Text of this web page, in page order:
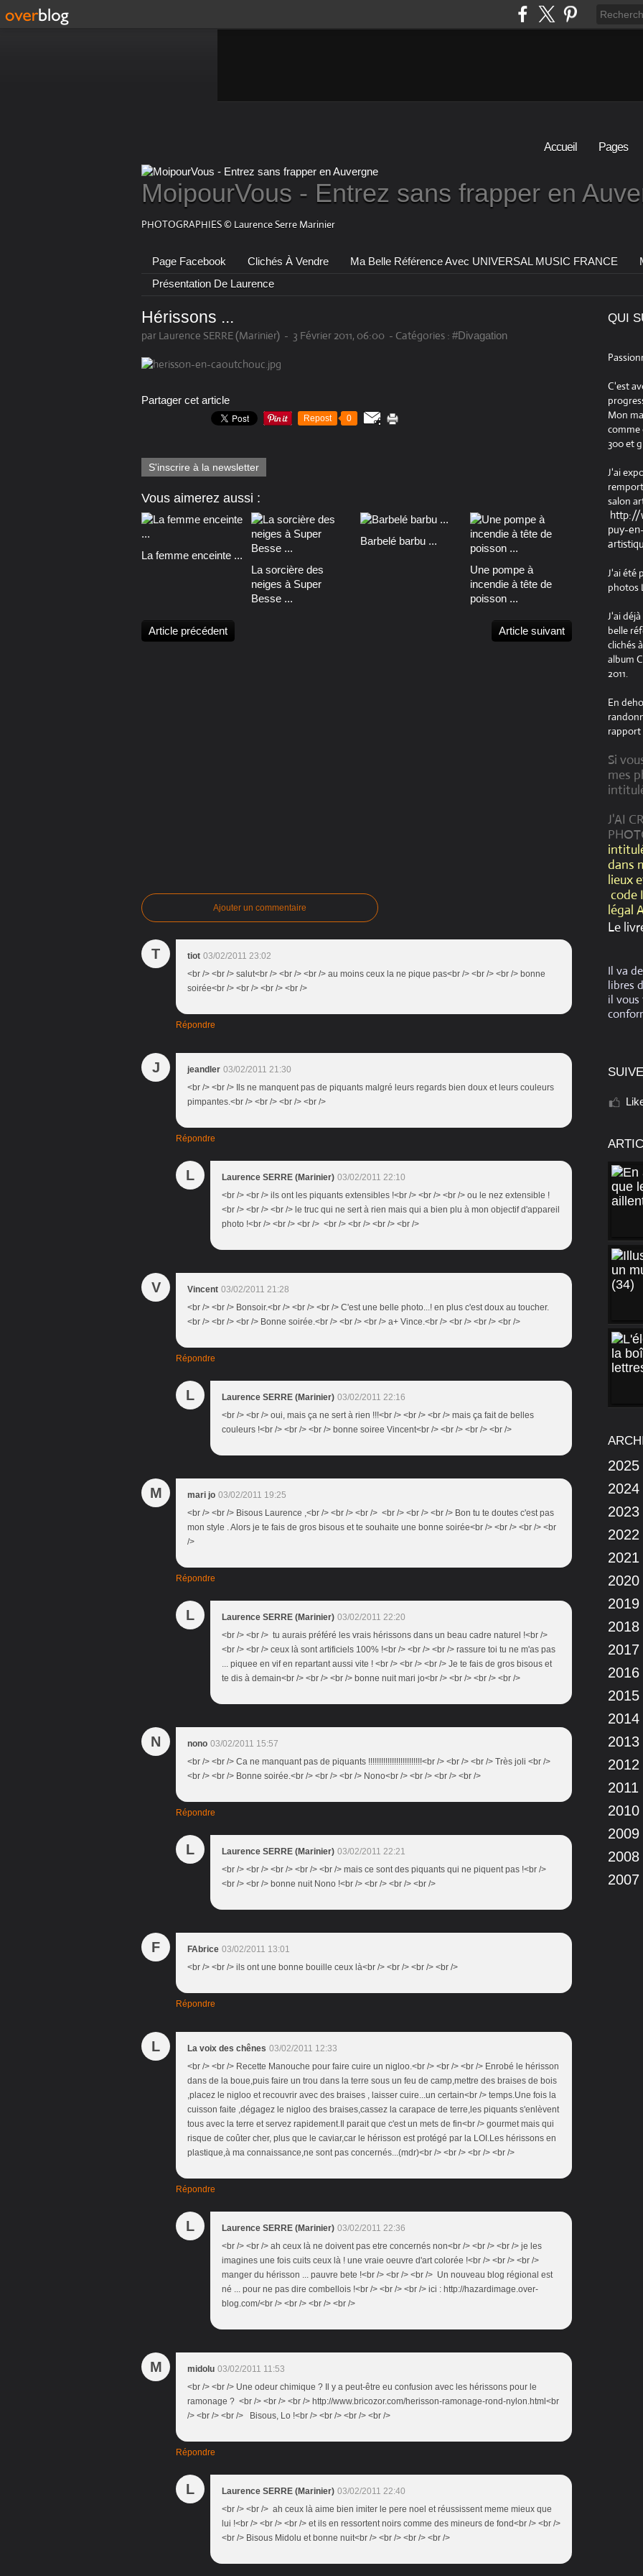
Accueil Pages
MoipourVous - Entrez sans frapper en
PHOTOGRAPHIES © Laurence Serre Marinier
Page Facebook Clichés À Vendre Ma Belle Référence Avec UNIVERSAL MUSIC FRANCE
Présentation De Laurence
Hérissons ...
par Laurence SERRE (Marinier) - 3 Février 2011, 06:00 - Catégories : #Divagation
Partager cet article
Repost 0
S'inscrire à la newsletter
Vous aimerez aussi :
La femme enceinte ...
La sorcière des
neiges à Super
Besse ...
Barbelé barbu ...
Une pompe à
incendie à tête de
poisson ...
Article précédent Article suivant
Ajouter un commentaire
T tiot 03/02/2011 23:02
<br /> <br /> salut<br /> <br /> <br /> au moins ceux la ne pique pas<br /> <br /> <br /> bonne
soirée<br /> <br /> <br /> <br />
Répondre
J jeandler 03/02/2011 21:30
<br /> <br /> Ils ne manquent pas de piquants malgré leurs regards bien doux et leurs couleurs
pimpantes.<br /> <br /> <br /> <br />
Répondre
L Laurence SERRE (Marinier) 03/02/2011 22:10
<br /> <br /> ils ont les piquants extensibles !<br /> <br /> <br /> ou le nez extensible !
<br /> <br /> <br /> le truc qui ne sert à rien mais qui a bien plu à mon objectif d'appareil
photo !<br /> <br /> <br /> <br /> <br /> <br /> <br />
V Vincent 03/02/2011 21:28
<br /> <br /> Bonsoir.<br /> <br /> <br /> C'est une belle photo...! en plus c'est doux au toucher.
<br /> <br /> <br /> Bonne soirée.<br /> <br /> <br /> a+ Vince.<br /> <br /> <br /> <br />
Répondre
L Laurence SERRE (Marinier) 03/02/2011 22:16
<br /> <br /> oui, mais ça ne sert à rien !!!<br /> <br /> <br /> mais ça fait de belles
couleurs !<br /> <br /> <br /> bonne soiree Vincent<br /> <br /> <br /> <br />
M mari jo 03/02/2011 19:25
<br /> <br /> Bisous Laurence ,<br /> <br /> <br /> <br /> <br /> <br /> Bon tu te doutes c'est pas
mon style . Alors je te fais de gros bisous et te souhaite une bonne soirée<br /> <br /> <br /> <br
/>
Répondre
L Laurence SERRE (Marinier) 03/02/2011 22:20
<br /> <br /> tu aurais préféré les vrais hérissons dans un beau cadre naturel !<br />
<br /> <br /> ceux là sont artificiels 100% !<br /> <br /> <br /> rassure toi tu ne m'as pas
... piquee en vif en repartant aussi vite ! <br /> <br /> <br /> Je te fais de gros bisous et
te dis à demain<br /> <br /> <br /> bonne nuit mari jo<br /> <br /> <br /> <br />
N nono 03/02/2011 15:57
<br /> <br /> Ca ne manquant pas de piquants !!!!!!!!!!!!!!!!!!!!!!!!!<br /> <br /> <br /> Très joli <br />
<br /> <br /> Bonne soirée.<br /> <br /> <br /> Nono<br /> <br /> <br /> <br />
Répondre
L Laurence SERRE (Marinier) 03/02/2011 22:21
<br /> <br /> <br /> <br /> <br /> mais ce sont des piquants qui ne piquent pas !<br />
<br /> <br /> bonne nuit Nono !<br /> <br /> <br /> <br />
F FAbrice 03/02/2011 13:01
<br /> <br /> ils ont une bonne bouille ceux là<br /> <br /> <br /> <br />
Répondre
L La voix des chênes 03/02/2011 12:33
<br /> <br /> Recette Manouche pour faire cuire un nigloo.<br /> <br /> <br /> Enrobé le hérisson
dans de la boue,puis faire un trou dans la terre sous un feu de camp,mettre des braises de bois
,placez le nigloo et recouvrir avec des braises , laisser cuire...un certain<br /> temps.Une fois la
cuisson faite ,dégagez le nigloo des braises,cassez la carapace de terre,les piquants s'enlèvent
tous avec la terre et servez rapidement.Il parait que c'est un mets de fin<br /> gourmet mais qui
risque de coûter cher, plus que le caviar,car le hérisson est protégé par la LOI.Les hérissons en
plastique,à ma connaissance,ne sont pas concernés...(mdr)<br /> <br /> <br /> <br />
Répondre
L Laurence SERRE (Marinier) 03/02/2011 22:36
<br /> <br /> ah ceux là ne doivent pas etre concernés non<br /> <br /> <br /> je les
imagines une fois cuits ceux là ! une vraie oeuvre d'art colorée !<br /> <br /> <br />
manger du hérisson ... pauvre bete !<br /> <br /> <br /> Un nouveau blog régional est
né ... pour ne pas dire combellois !<br /> <br /> <br /> ici : http://hazardimage.over-
blog.com/<br /> <br /> <br /> <br />
M midolu 03/02/2011 11:53
<br /> <br /> Une odeur chimique ? Il y a peut-être eu confusion avec les hérissons pour le
ramonage ? <br /> <br /> <br /> http://www.bricozor.com/herisson-ramonage-rond-nylon.html<br
/> <br /> <br /> Bisous, Lo !<br /> <br /> <br /> <br />
Répondre
L Laurence SERRE (Marinier) 03/02/2011 22:40
<br /> <br /> ah ceux là aime bien imiter le pere noel et réussissent meme mieux que
lui !<br /> <br /> <br /> et ils en ressortent noirs comme des mineurs de fond<br /> <br />
<br /> Bisous Midolu et bonne nuit<br /> <br /> <br /> <br />
QUI
C'est
Mon
comme
300 et
J'ai
salon
http://
puy-
J'ai été
photos
J'ai
belle
clichés
album
2011.
En
rapport
Si
mes
J'AI
dans
lieux
code
légal
Le
Il va
libres
il vous
2025
2024
2023
2022
2021
2020
2019
2018
2017
2016
2015
2014
2013
2012
2011
2010
2009
2008
2007